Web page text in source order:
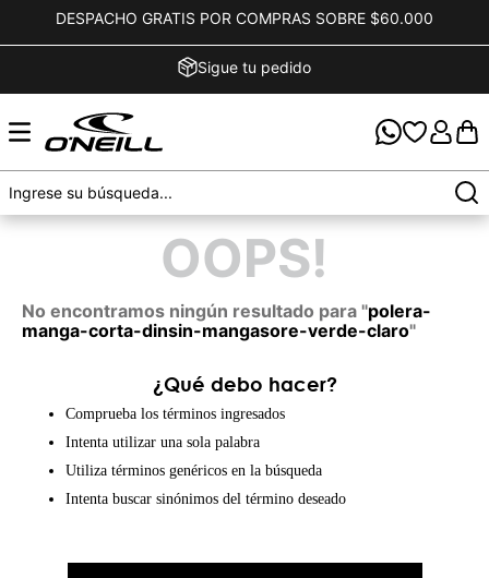
DESPACHO GRATIS POR COMPRAS SOBRE $60.000
Sigue tu pedido
OOPS!
No encontramos ningún resultado para "polera-
manga-corta-dinsin-mangasore-verde-claro"
¿Qué debo hacer?
Comprueba los términos ingresados
Intenta utilizar una sola palabra
Utiliza términos genéricos en la búsqueda
Intenta buscar sinónimos del término deseado